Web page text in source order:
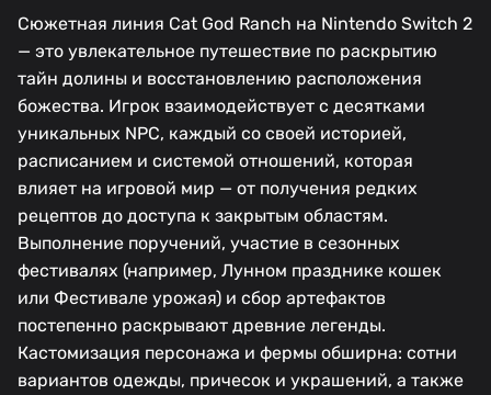
Сюжетная линия Cat God Ranch на Nintendo Switch 2
— это увлекательное путешествие по раскрытию
тайн долины и восстановлению расположения
божества. Игрок взаимодействует с десятками
уникальных NPC, каждый со своей историей,
расписанием и системой отношений, которая
влияет на игровой мир — от получения редких
рецептов до доступа к закрытым областям.
Выполнение поручений, участие в сезонных
фестивалях (например, Лунном празднике кошек
или Фестивале урожая) и сбор артефактов
постепенно раскрывают древние легенды.
Кастомизация персонажа и фермы обширна: сотни
вариантов одежды, причесок и украшений, а также